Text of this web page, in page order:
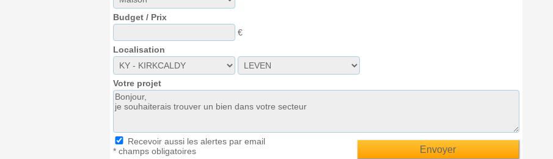
Budget / Prix
€
Localisation
Votre projet
Recevoir aussi les alertes par email
* champs obligatoires